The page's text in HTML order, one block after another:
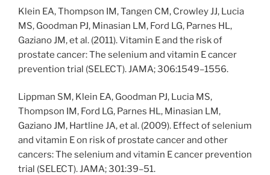
Klein EA, Thompson IM, Tangen CM, Crowley JJ, Lucia
MS, Goodman PJ, Minasian LM, Ford LG, Parnes HL,
Gaziano JM, et al. (2011). Vitamin E and the risk of
prostate cancer: The selenium and vitamin E cancer
prevention trial (SELECT). JAMA; 306:1549–1556.
Lippman SM, Klein EA, Goodman PJ, Lucia MS,
Thompson IM, Ford LG, Parnes HL, Minasian LM,
Gaziano JM, Hartline JA, et al. (2009). Effect of selenium
and vitamin E on risk of prostate cancer and other
cancers: The selenium and vitamin E cancer prevention
trial (SELECT). JAMA; 301:39–51.